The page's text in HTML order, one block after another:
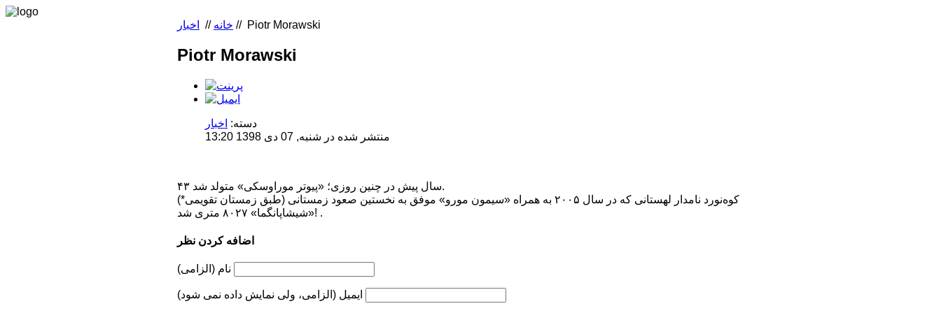
خانه // اخبار // Piotr Morawski
Piotr Morawski
دسته: اخبار
منتشر شده در شنبه, 07 دی 1398 13:20
۴۳ سال پیش در چنین روزی؛ «پیوتر موراوسکی» متولد شد.
کوه‌نورد نامدار لهستانی که در سال ۲۰۰۵ به همراه «سیمون مورو» موفق به نخستین صعود زمستانی (طبق زمستان تقویمی*)
«شیشاپانگما» ۸۰۲۷ متری شد! .
اضافه کردن نظر
نام (الزامی)
ایمیل (الزامی، ولی نمایش داده نمی شود)